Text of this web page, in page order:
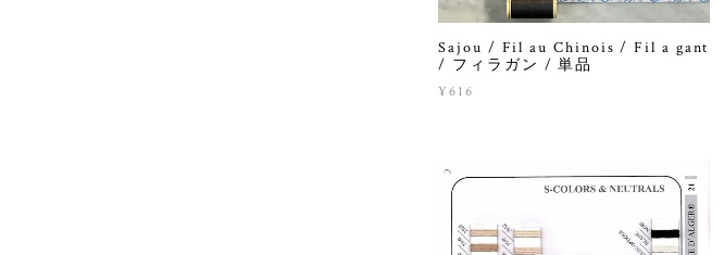
Sajou / Fil au Chinois / Fil a gant
/ フィラガン / 単品
¥616